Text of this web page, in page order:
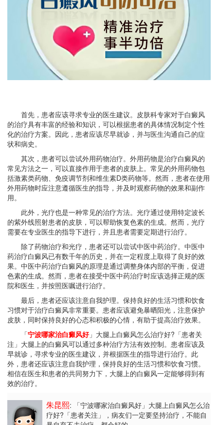
首先，患者应该寻求专业的医生建议。皮肤科专家对于白癜风
的治疗具有丰富的经验和知识，可以根据患者的具体情况制定个性
化的治疗方案。因此，患者应该尽早就诊，并与医生沟通自己的症
状和病史。
其次，患者可以尝试外用药物治疗。外用药物是治疗白癜风的
常见方法之一，可以直接作用于患者的皮肤上。常见的外用药物包
括激素类药物、免疫调节剂和维生素D类药物等。然而，患者在使用
外用药物时应注意遵循医生的指导，并及时观察药物的效果和副作
用。
此外，光疗也是一种常见的治疗方法。光疗通过使用特定波长
的紫外线照射患者的皮肤，可以帮助恢复色素的生成。然而，光疗
需要在专业医生的指导下进行，并且患者需要定期进行治疗。
除了药物治疗和光疗，患者还可以尝试中医中药治疗。中医中
药治疗白癜风已有数千年的历史，并在一定程度上取得了良好的效
果。中医中药治疗白癜风的原理是通过调整身体内部的平衡，促进
色素的生成。然而，患者在接受中医中药治疗时应该选择正规的医
院和医生，并按照医嘱进行治疗。
最后，患者还应该注意自我护理。保持良好的生活习惯和饮食
习惯对于治疗白癜风非常重要。患者应该避免暴晒阳光，注意保护
皮肤，同时保持良好的心态和积极的心情，有助于提高治疗效果。
「宁波哪家治白癜风好」大腿上白癜风怎么治疗好?「患者关
注」大腿上的白癜风可以通过多种治疗方法有效控制。患者应该及
早就诊，寻求专业的医生建议，并根据医生的指导进行治疗。此
外，患者还应该注意自我护理，保持良好的生活习惯和饮食习惯。
相信在医生和患者的共同努力下，大腿上的白癜风一定能够得到有
效的治疗。
朱昆熙: 「宁波哪家治白癜风好」大腿上白癜风怎么治
疗好?「患者关注」
，病友们一定要坚持治疗，不能自